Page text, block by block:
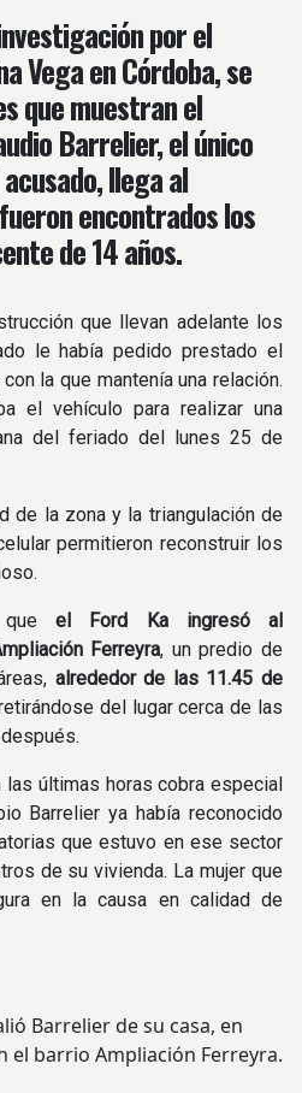
por el
Vega en Córdoba, se
que muestran el
Barrelier, el único
llega al
encontrados los
de 14 años.
que llevan adelante los
le había pedido prestado el
la que mantenía una relación.
el vehículo para realizar una
del feriado del lunes 25 de
de la zona y la triangulación de
permitieron reconstruir los
que el Ford Ka ingresó al
Ferreyra, un predio de
alrededor de las 11.45 de
del lugar cerca de las
últimas horas cobra especial
Barrelier ya había reconocido
que estuvo en ese sector
de su vivienda. La mujer que
en la causa en calidad de